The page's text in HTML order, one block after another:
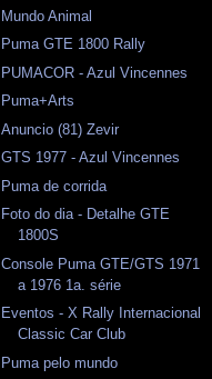
Mundo Animal
Puma GTE 1800 Rally
PUMACOR - Azul Vincennes
Puma+Arts
Anuncio (81) Zevir
GTS 1977 - Azul Vincennes
Puma de corrida
Foto do dia - Detalhe GTE
1800S
Console Puma GTE/GTS 1971
a 1976 1a. série
Eventos - X Rally Internacional
Classic Car Club
Puma pelo mundo